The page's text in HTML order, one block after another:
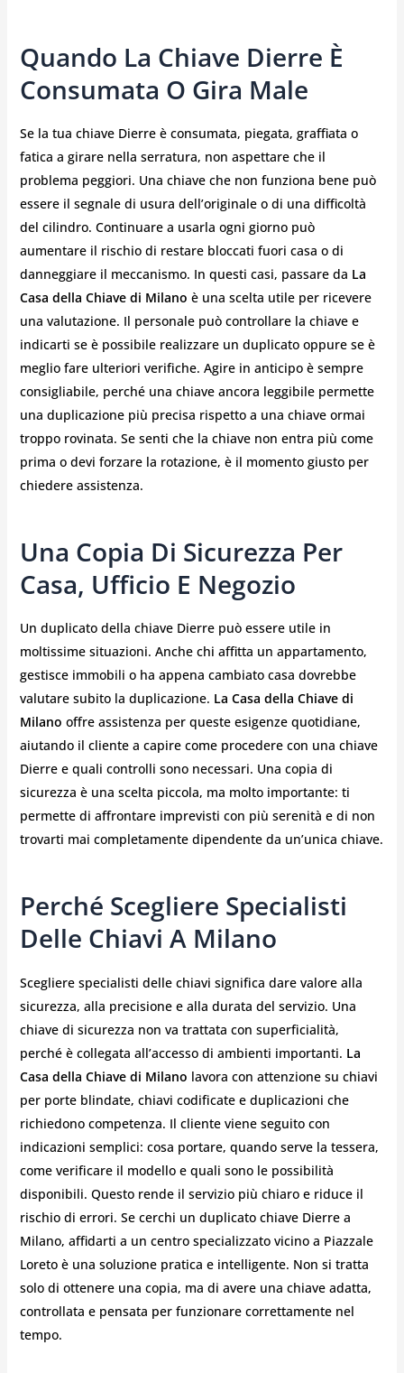
Quando La Chiave Dierre È
Consumata O Gira Male
Se la tua chiave Dierre è consumata, piegata, graffiata o
fatica a girare nella serratura, non aspettare che il
problema peggiori. Una chiave che non funziona bene può
essere il segnale di usura dell’originale o di una difficoltà
del cilindro. Continuare a usarla ogni giorno può
aumentare il rischio di restare bloccati fuori casa o di
danneggiare il meccanismo. In questi casi, passare da La
Casa della Chiave di Milano è una scelta utile per ricevere
una valutazione. Il personale può controllare la chiave e
indicarti se è possibile realizzare un duplicato oppure se è
meglio fare ulteriori verifiche. Agire in anticipo è sempre
consigliabile, perché una chiave ancora leggibile permette
una duplicazione più precisa rispetto a una chiave ormai
troppo rovinata. Se senti che la chiave non entra più come
prima o devi forzare la rotazione, è il momento giusto per
chiedere assistenza.
Una Copia Di Sicurezza Per
Casa, Ufficio E Negozio
Un duplicato della chiave Dierre può essere utile in
moltissime situazioni. Anche chi affitta un appartamento,
gestisce immobili o ha appena cambiato casa dovrebbe
valutare subito la duplicazione. La Casa della Chiave di
Milano offre assistenza per queste esigenze quotidiane,
aiutando il cliente a capire come procedere con una chiave
Dierre e quali controlli sono necessari. Una copia di
sicurezza è una scelta piccola, ma molto importante: ti
permette di affrontare imprevisti con più serenità e di non
trovarti mai completamente dipendente da un’unica chiave.
Perché Scegliere Specialisti
Delle Chiavi A Milano
Scegliere specialisti delle chiavi significa dare valore alla
sicurezza, alla precisione e alla durata del servizio. Una
chiave di sicurezza non va trattata con superficialità,
perché è collegata all’accesso di ambienti importanti. La
Casa della Chiave di Milano lavora con attenzione su chiavi
per porte blindate, chiavi codificate e duplicazioni che
richiedono competenza. Il cliente viene seguito con
indicazioni semplici: cosa portare, quando serve la tessera,
come verificare il modello e quali sono le possibilità
disponibili. Questo rende il servizio più chiaro e riduce il
rischio di errori. Se cerchi un duplicato chiave Dierre a
Milano, affidarti a un centro specializzato vicino a Piazzale
Loreto è una soluzione pratica e intelligente. Non si tratta
solo di ottenere una copia, ma di avere una chiave adatta,
controllata e pensata per funzionare correttamente nel
tempo.